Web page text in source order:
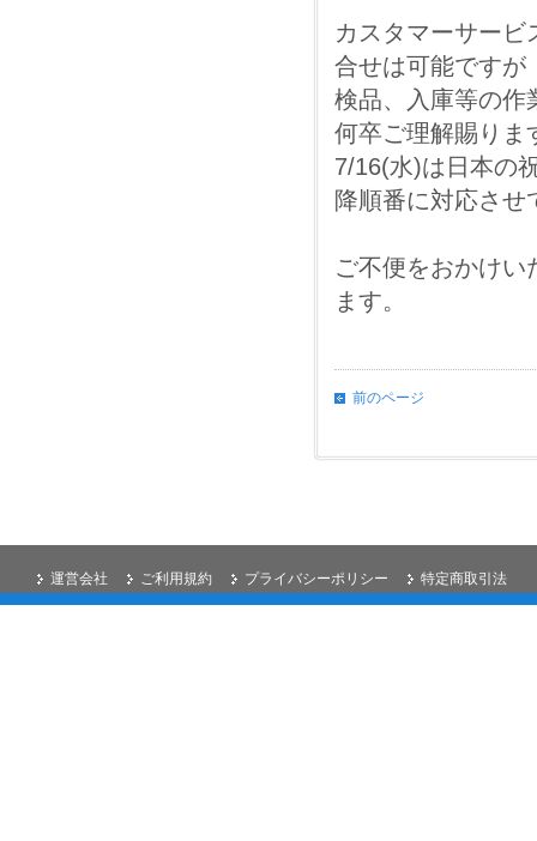
カスタマーサービ
合せは可能ですが
検品、入庫等の作
何卒ご理解賜り
7/16(水)は日本の
降順番に対応させ
ご不便をおかけい
ます。
前のページ
特定商取引法
プライバシーポリシー
ご利用規約
運営会社